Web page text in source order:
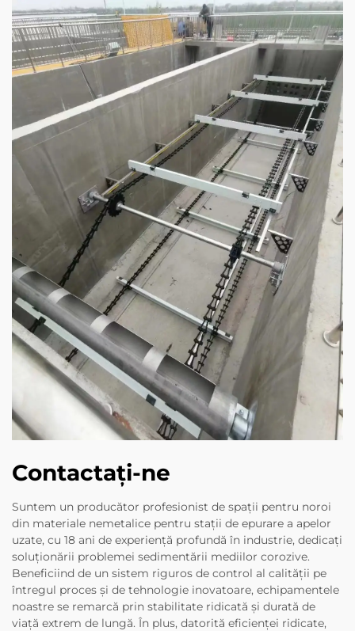
Contactați-ne
Suntem un producător profesionist de spații pentru noroi
din materiale nemetalice pentru stații de epurare a apelor
uzate, cu 18 ani de experiență profundă în industrie, dedicați
soluționării problemei sedimentării mediilor corozive.
Beneficiind de un sistem riguros de control al calității pe
întregul proces și de tehnologie inovatoare, echipamentele
noastre se remarcă prin stabilitate ridicată și durată de
viață extrem de lungă. În plus, datorită eficienței ridicate,